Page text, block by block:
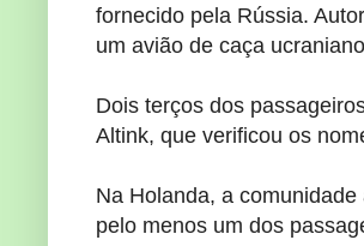
fornecido pela Rússia.
um avião de caça ucraniano
Dois terços dos
Altink, que verificou os
Na Holanda, a comunidade
pelo menos um dos